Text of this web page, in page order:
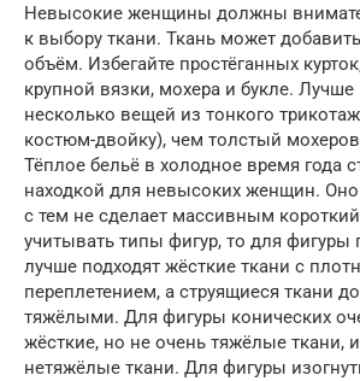
Невысокие женщины должны
к выбору ткани. Ткань может
объём. Избегайте простёганных
крупной вязки, мохера и букле. Лучше
несколько вещей из тонкого
костюм-двойку), чем толстый
Тёплое бельё в холодное время года
находкой для невысоких женщин. Оно
с тем не сделает массивным
учитывать типы фигур, то для фигуры
лучше подходят жёсткие ткани с
переплетением, а струящиеся ткани
тяжёлыми. Для фигуры конических
жёсткие, но не очень тяжёлые ткани,
нетяжёлые ткани. Для фигуры